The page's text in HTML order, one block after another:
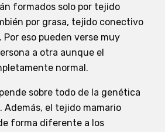
formados solo por tejido
por grasa, tejido conectivo
eso pueden verse muy
a otra aunque el
normal.
sobre todo de la genética
Además, el tejido mamario
forma diferente a los